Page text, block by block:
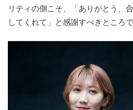
リティの側こそ、「ありがとう、
してくれて」と感謝すべきところで